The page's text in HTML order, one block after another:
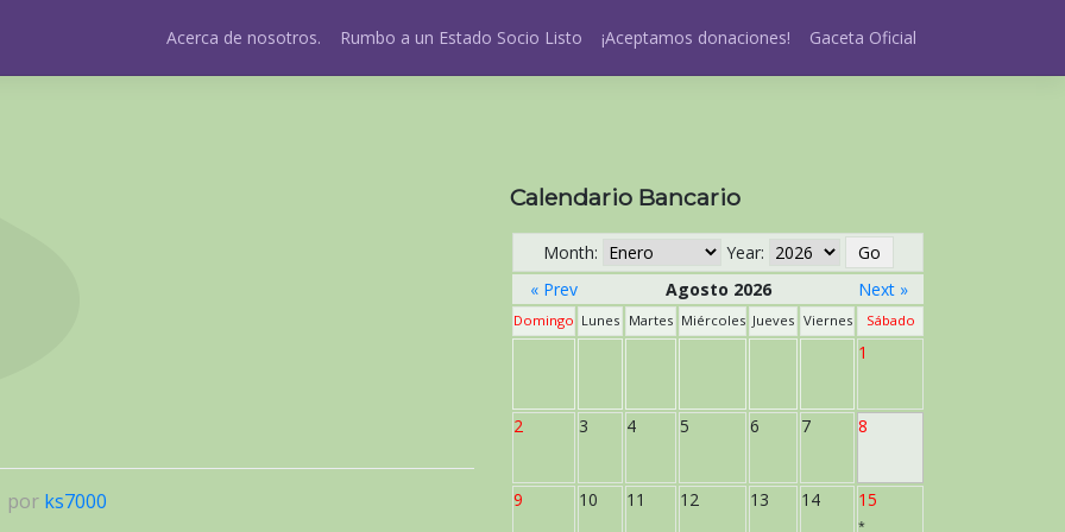
Acerca de nosotros. Rumbo a un Estado Socio Listo ¡Aceptamos donaciones! Gaceta Oficial
por ks7000
Calendario Bancario
Month:
Year:
« Prev
Agosto 2026 Next »
Domingo Lunes Martes Miércoles Jueves Viernes Sábado
1
2 3 4 5 6 7 8
9 10 11 12 13 14 15
*